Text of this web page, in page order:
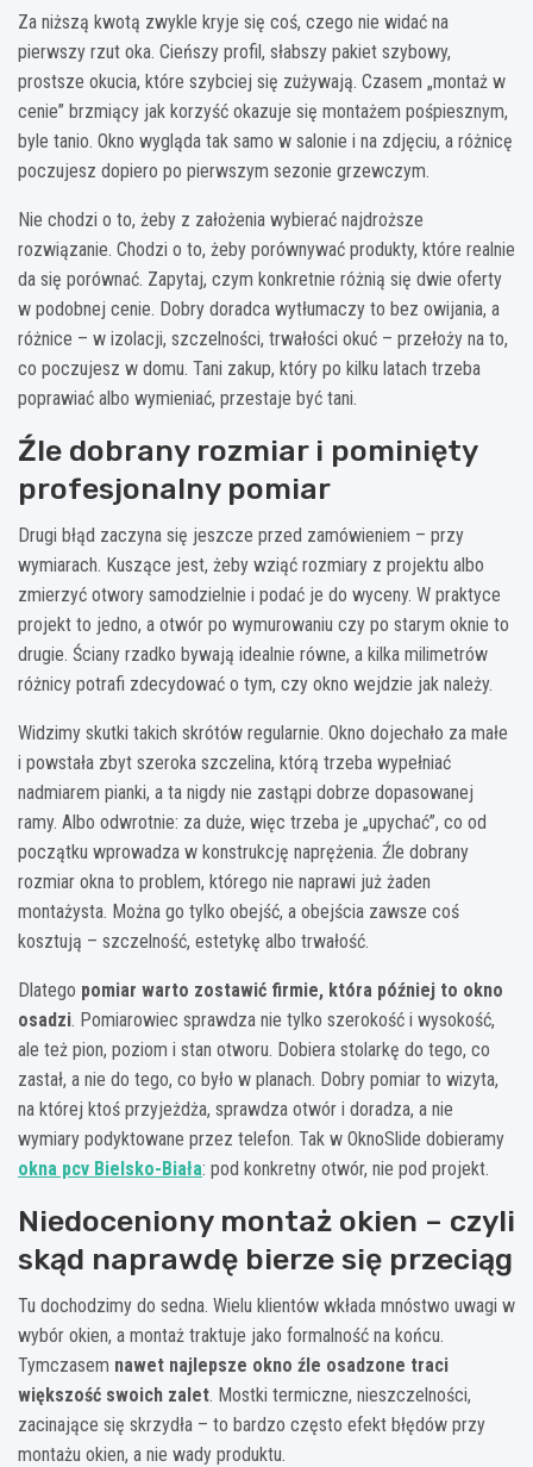
Za niższą kwotą zwykle kryje się coś, czego nie widać na
pierwszy rzut oka. Cieńszy profil, słabszy pakiet szybowy,
prostsze okucia, które szybciej się zużywają. Czasem „montaż w
cenie” brzmiący jak korzyść okazuje się montażem pośpiesznym,
byle tanio. Okno wygląda tak samo w salonie i na zdjęciu, a różnicę
poczujesz dopiero po pierwszym sezonie grzewczym.
Nie chodzi o to, żeby z założenia wybierać najdroższe
rozwiązanie. Chodzi o to, żeby porównywać produkty, które realnie
da się porównać. Zapytaj, czym konkretnie różnią się dwie oferty
w podobnej cenie. Dobry doradca wytłumaczy to bez owijania, a
różnice – w izolacji, szczelności, trwałości okuć – przełoży na to,
co poczujesz w domu. Tani zakup, który po kilku latach trzeba
poprawiać albo wymieniać, przestaje być tani.
Źle dobrany rozmiar i pominięty
profesjonalny pomiar
Drugi błąd zaczyna się jeszcze przed zamówieniem – przy
wymiarach. Kuszące jest, żeby wziąć rozmiary z projektu albo
zmierzyć otwory samodzielnie i podać je do wyceny. W praktyce
projekt to jedno, a otwór po wymurowaniu czy po starym oknie to
drugie. Ściany rzadko bywają idealnie równe, a kilka milimetrów
różnicy potrafi zdecydować o tym, czy okno wejdzie jak należy.
Widzimy skutki takich skrótów regularnie. Okno dojechało za małe
i powstała zbyt szeroka szczelina, którą trzeba wypełniać
nadmiarem pianki, a ta nigdy nie zastąpi dobrze dopasowanej
ramy. Albo odwrotnie: za duże, więc trzeba je „upychać”, co od
początku wprowadza w konstrukcję naprężenia. Źle dobrany
rozmiar okna to problem, którego nie naprawi już żaden
montażysta. Można go tylko obejść, a obejścia zawsze coś
kosztują – szczelność, estetykę albo trwałość.
Dlatego pomiar warto zostawić firmie, która później to okno
osadzi. Pomiarowiec sprawdza nie tylko szerokość i wysokość,
ale też pion, poziom i stan otworu. Dobiera stolarkę do tego, co
zastał, a nie do tego, co było w planach. Dobry pomiar to wizyta,
na której ktoś przyjeżdża, sprawdza otwór i doradza, a nie
wymiary podyktowane przez telefon. Tak w OknoSlide dobieramy
okna pcv Bielsko-Biała: pod konkretny otwór, nie pod projekt.
Niedoceniony montaż okien – czyli
skąd naprawdę bierze się przeciąg
Tu dochodzimy do sedna. Wielu klientów wkłada mnóstwo uwagi w
wybór okien, a montaż traktuje jako formalność na końcu.
Tymczasem nawet najlepsze okno źle osadzone traci
większość swoich zalet. Mostki termiczne, nieszczelności,
zacinające się skrzydła – to bardzo często efekt błędów przy
montażu okien, a nie wady produktu.